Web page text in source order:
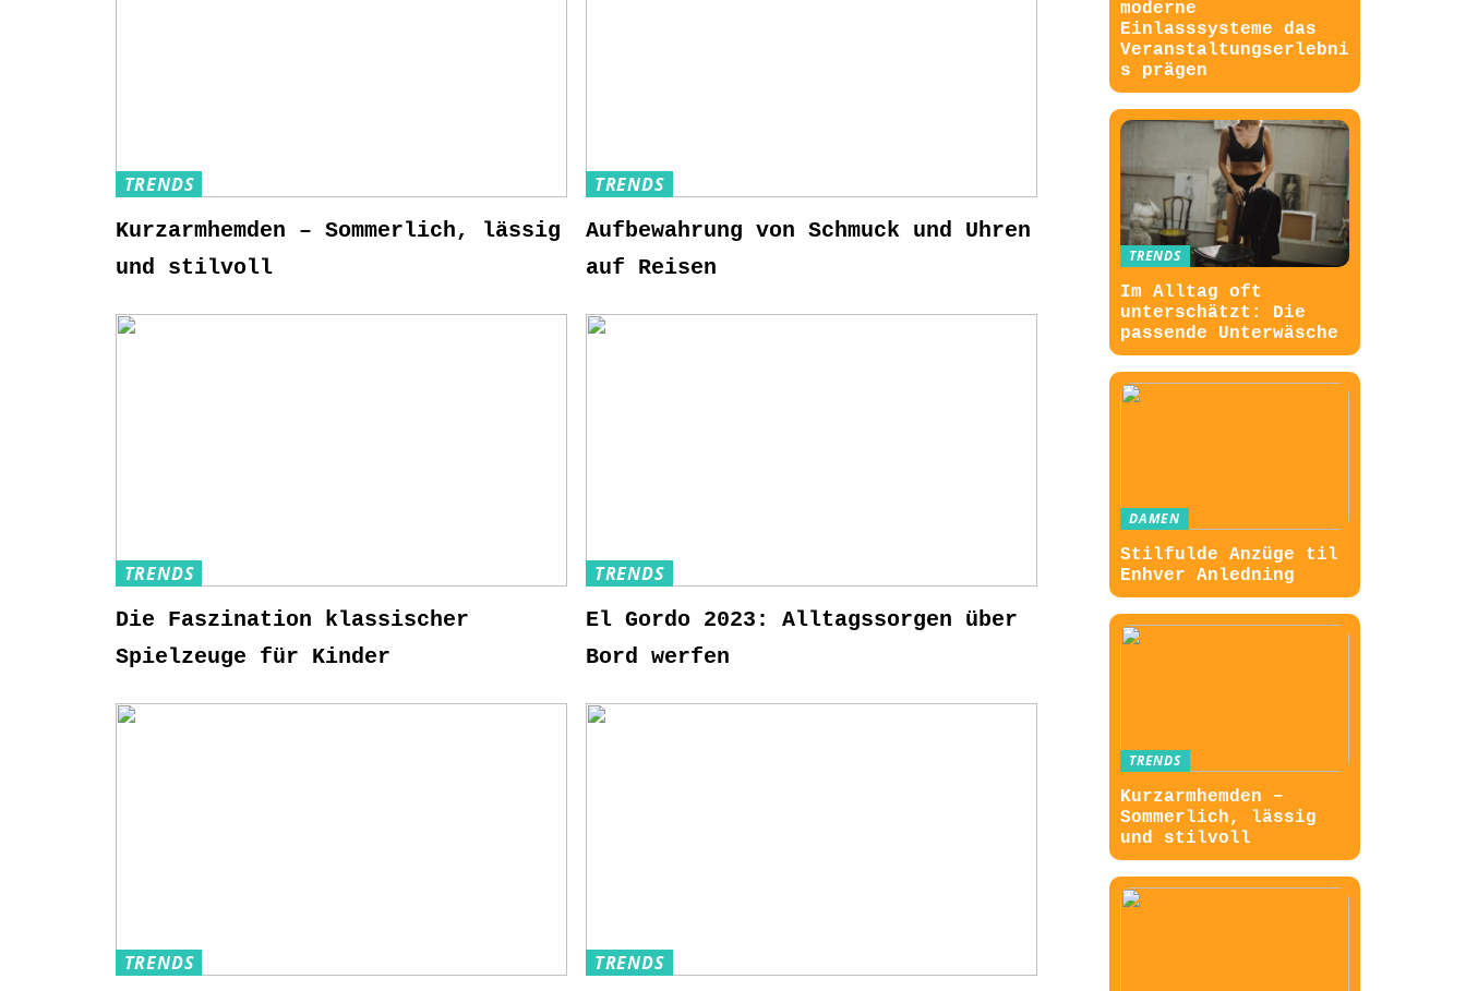
TRENDS
Kurzarmhemden – Sommerlich, lässig
und stilvoll
TRENDS
Aufbewahrung von Schmuck und Uhren
auf Reisen
TRENDS
Die Faszination klassischer
Spielzeuge für Kinder
TRENDS
El Gordo 2023: Alltagssorgen über
Bord werfen
TRENDS TRENDS
moderne
Einlasssysteme das
Veranstaltungserlebni
s prägen
TRENDS
Im Alltag oft
unterschätzt: Die
passende Unterwäsche
DAMEN
Stilfulde Anzüge til
Enhver Anledning
TRENDS
Kurzarmhemden –
Sommerlich, lässig
und stilvoll